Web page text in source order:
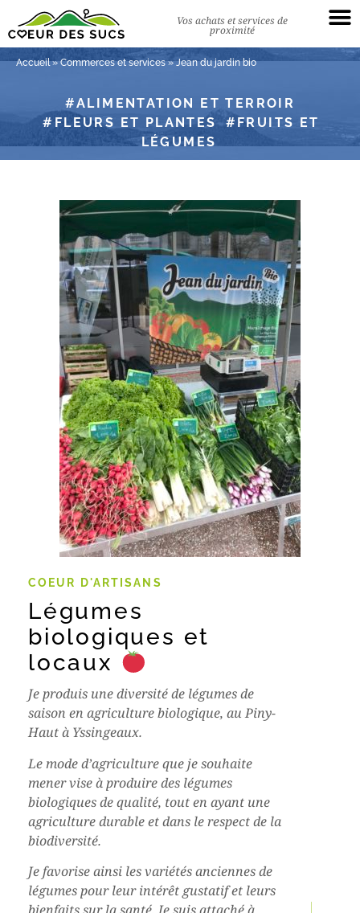
Vos achats et services de
proximité
Accueil»Commerces et services»Jean du jardin bio
ALIMENTATION ET TERROIR
FLEURS ET PLANTES
FRUITS ET
LÉGUMES
COEUR D'ARTISANS
Légumes
biologiques et
locaux
Je produis une diversité de légumes de
saison en agriculture biologique, au Piny-
Haut à Yssingeaux.
Le mode d’agriculture que je souhaite
mener vise à produire des légumes
biologiques de qualité, tout en ayant une
agriculture durable et dans le respect de la
biodiversité.
Je favorise ainsi les variétés anciennes de
légumes pour leur intérêt gustatif et leurs